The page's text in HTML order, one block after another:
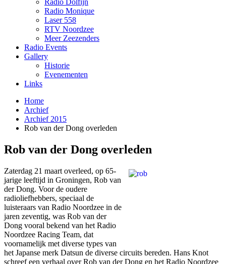
Radio Dolfijn
Radio Monique
Laser 558
RTV Noordzee
Meer Zeezenders
Radio Events
Gallery
Historie
Evenementen
Links
Home
Archief
Archief 2015
Rob van der Dong overleden
Rob van der Dong overleden
Zaterdag 21 maart overleed, op 65-
jarige leeftijd in Groningen, Rob van
der Dong. Voor de oudere
radioliefhebbers, speciaal de
luisteraars van Radio Noordzee in de
jaren zeventig, was Rob van der
Dong vooral bekend van het Radio
Noordzee Racing Team, dat
voornamelijk met diverse types van
het Japanse merk Datsun de diverse circuits bereden. Hans Knot
schreef een verhaal over Rob van der Dong en het Radio Noordzee